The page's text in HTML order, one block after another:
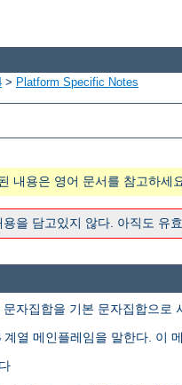
> Platform Specific Notes
내용은 영어 문서를 참고하세
을 담고있지 않다. 아직도 유
자집합을 기본 문자집합으로
열 메인플레임을 말한다. 이